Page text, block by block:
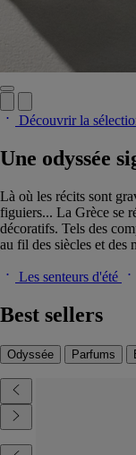
Découvrir la
Une odyssée
Là où les récits sont
figuiers... La Grèce se
décoratifs. Tels des
au fil des siècles et des
Les senteurs d'été
Best sellers
Odyssée Parfums